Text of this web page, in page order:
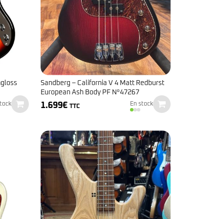
Sandberg – California V 4 Matt Redburst
European Ash Body PF N°47267
1.699€ TTC En stock